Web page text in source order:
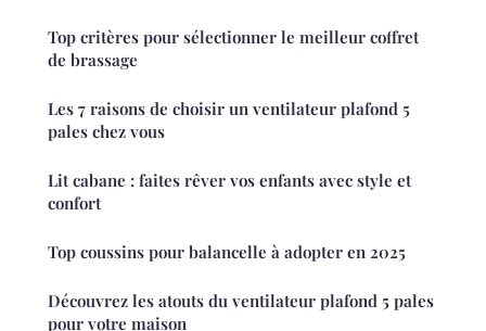
Top critères pour sélectionner le meilleur coffret
de brassage
Les 7 raisons de choisir un ventilateur plafond 5
pales chez vous
Lit cabane : faites rêver vos enfants avec style et
confort
Top coussins pour balancelle à adopter en 2025
Découvrez les atouts du ventilateur plafond 5 pales
pour votre maison